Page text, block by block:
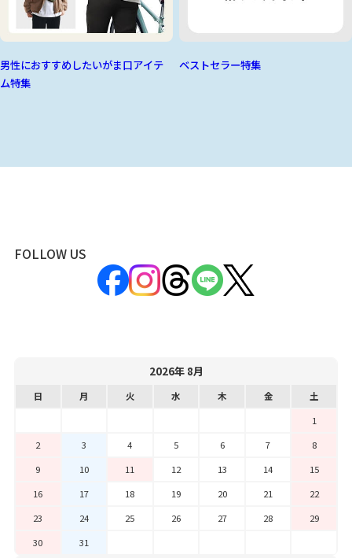
男性におすすめしたいがま口アイテ
ム特集
ベストセラー特集
FOLLOW US
2026年 8月
日 月 火 水 木 金
土
1
2
3 4 5 6 7
8
9
10 11 12 13 14
15
16
17 18 19 20 21
22
23
24 25 26 27 28
29
30
31